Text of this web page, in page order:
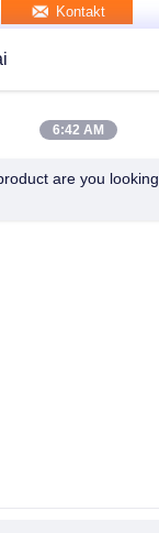
Kontakt
6:42 AM
are you looking